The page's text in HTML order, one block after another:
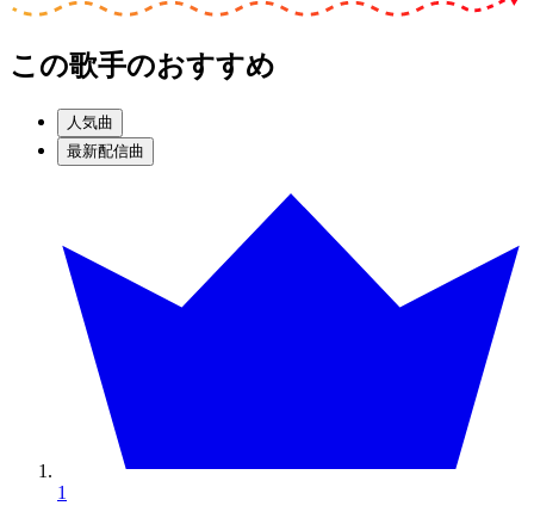
この歌手のおすすめ
人気曲
最新配信曲
1